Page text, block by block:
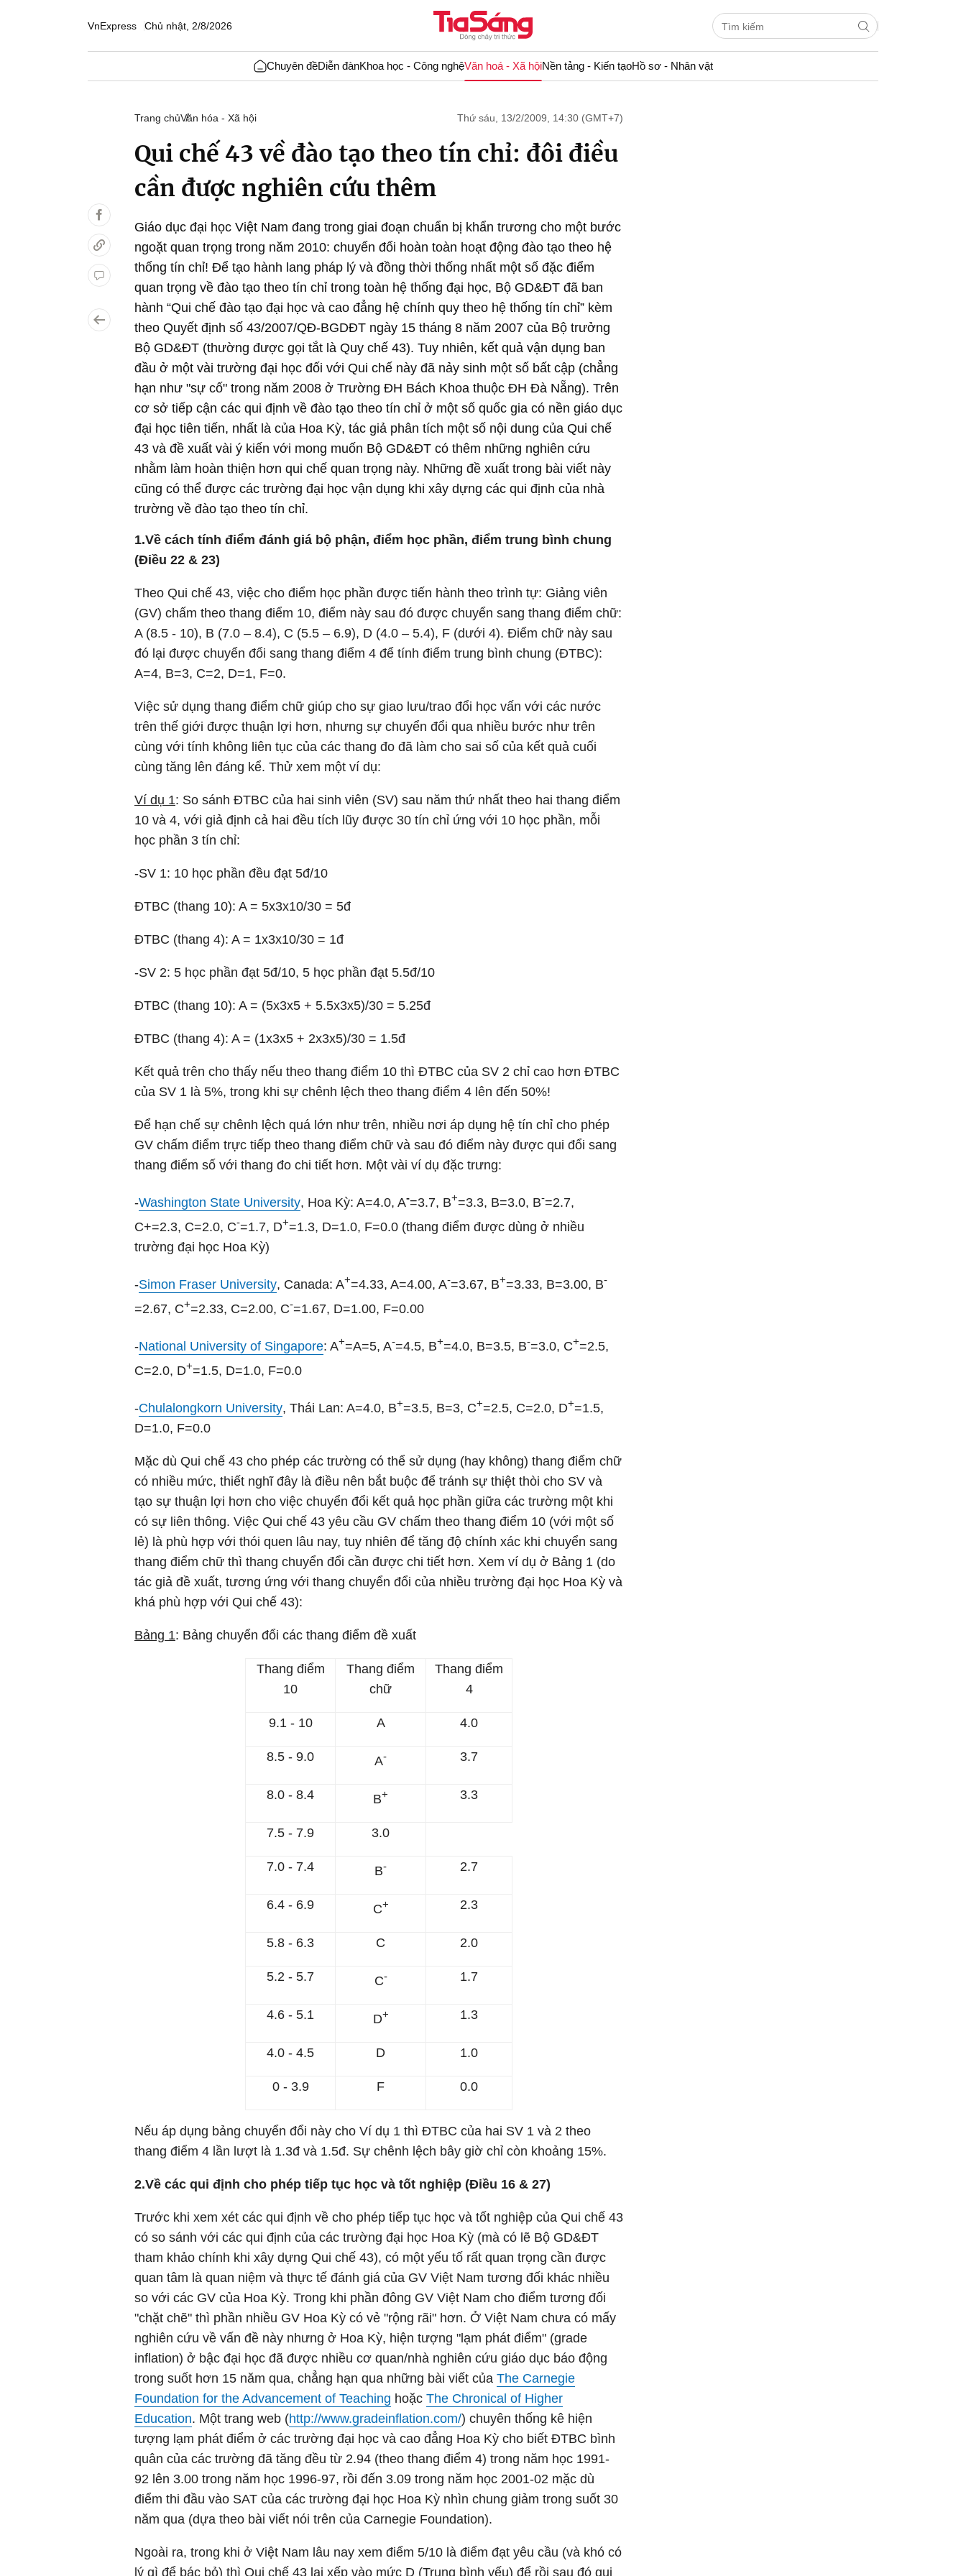
VnExpress Chủ nhật, 2/8/2026
Chuyên đềDiễn đànKhoa học - Công nghệVăn hoá - Xã hộiNền tảng - Kiến tạoHồ sơ - Nhân vật
Trang chủVăn hóa - Xã hội Thứ sáu, 13/2/2009, 14:30 (GMT+7)
Qui chế 43 về đào tạo theo tín chỉ: đôi điều
cần được nghiên cứu thêm
Giáo dục đại học Việt Nam đang trong giai đoạn chuẩn bị khẩn trương cho một bước
ngoặt quan trọng trong năm 2010: chuyển đổi hoàn toàn hoạt động đào tạo theo hệ
thống tín chỉ! Để tạo hành lang pháp lý và đồng thời thống nhất một số đặc điểm
quan trọng về đào tạo theo tín chỉ trong toàn hệ thống đại học, Bộ GD&ĐT đã ban
hành “Qui chế đào tạo đại học và cao đẳng hệ chính quy theo hệ thống tín chỉ” kèm
theo Quyết định số 43/2007/QĐ-BGDĐT ngày 15 tháng 8 năm 2007 của Bộ trưởng
Bộ GD&ĐT (thường được gọi tắt là Quy chế 43). Tuy nhiên, kết quả vận dụng ban
đầu ở một vài trường đại học đối với Qui chế này đã nảy sinh một số bất cập (chẳng
hạn như "sự cố" trong năm 2008 ở Trường ĐH Bách Khoa thuộc ĐH Đà Nẵng). Trên
cơ sở tiếp cận các qui định về đào tạo theo tín chỉ ở một số quốc gia có nền giáo dục
đại học tiên tiến, nhất là của Hoa Kỳ, tác giả phân tích một số nội dung của Qui chế
43 và đề xuất vài ý kiến với mong muốn Bộ GD&ĐT có thêm những nghiên cứu
nhằm làm hoàn thiện hơn qui chế quan trọng này. Những đề xuất trong bài viết này
cũng có thể được các trường đại học vận dụng khi xây dựng các qui định của nhà
trường về đào tạo theo tín chỉ.
1.Về cách tính điểm đánh giá bộ phận, điểm học phần, điểm trung bình chung
(Điều 22 & 23)
Theo Qui chế 43, việc cho điểm học phần được tiến hành theo trình tự: Giảng viên
(GV) chấm theo thang điểm 10, điểm này sau đó được chuyển sang thang điểm chữ:
A (8.5 - 10), B (7.0 – 8.4), C (5.5 – 6.9), D (4.0 – 5.4), F (dưới 4). Điểm chữ này sau
đó lại được chuyển đổi sang thang điểm 4 để tính điểm trung bình chung (ĐTBC):
A=4, B=3, C=2, D=1, F=0.
Việc sử dụng thang điểm chữ giúp cho sự giao lưu/trao đổi học vấn với các nước
trên thế giới được thuận lợi hơn, nhưng sự chuyển đổi qua nhiều bước như trên
cùng với tính không liên tục của các thang đo đã làm cho sai số của kết quả cuối
cùng tăng lên đáng kể. Thử xem một ví dụ:
Ví dụ 1: So sánh ĐTBC của hai sinh viên (SV) sau năm thứ nhất theo hai thang điểm
10 và 4, với giả định cả hai đều tích lũy được 30 tín chỉ ứng với 10 học phần, mỗi
học phần 3 tín chỉ:
-SV 1: 10 học phần đều đạt 5đ/10
ĐTBC (thang 10): A = 5x3x10/30 = 5đ
ĐTBC (thang 4): A = 1x3x10/30 = 1đ
-SV 2: 5 học phần đạt 5đ/10, 5 học phần đạt 5.5đ/10
ĐTBC (thang 10): A = (5x3x5 + 5.5x3x5)/30 = 5.25đ
ĐTBC (thang 4): A = (1x3x5 + 2x3x5)/30 = 1.5đ
Kết quả trên cho thấy nếu theo thang điểm 10 thì ĐTBC của SV 2 chỉ cao hơn ĐTBC
của SV 1 là 5%, trong khi sự chênh lệch theo thang điểm 4 lên đến 50%!
Để hạn chế sự chênh lệch quá lớn như trên, nhiều nơi áp dụng hệ tín chỉ cho phép
GV chấm điểm trực tiếp theo thang điểm chữ và sau đó điểm này được qui đổi sang
thang điểm số với thang đo chi tiết hơn. Một vài ví dụ đặc trưng:
-Washington State University, Hoa Kỳ: A=4.0, A-=3.7, B+=3.3, B=3.0, B-=2.7,
C+=2.3, C=2.0, C-=1.7, D+=1.3, D=1.0, F=0.0 (thang điểm được dùng ở nhiều
trường đại học Hoa Kỳ)
-Simon Fraser University, Canada: A+=4.33, A=4.00, A-=3.67, B+=3.33, B=3.00, B-
=2.67, C+=2.33, C=2.00, C-=1.67, D=1.00, F=0.00
-National University of Singapore: A+=A=5, A-=4.5, B+=4.0, B=3.5, B-=3.0, C+=2.5,
C=2.0, D+=1.5, D=1.0, F=0.0
-Chulalongkorn University, Thái Lan: A=4.0, B+=3.5, B=3, C+=2.5, C=2.0, D+=1.5,
D=1.0, F=0.0
Mặc dù Qui chế 43 cho phép các trường có thể sử dụng (hay không) thang điểm chữ
có nhiều mức, thiết nghĩ đây là điều nên bắt buộc để tránh sự thiệt thòi cho SV và
tạo sự thuận lợi hơn cho việc chuyển đổi kết quả học phần giữa các trường một khi
có sự liên thông. Việc Qui chế 43 yêu cầu GV chấm theo thang điểm 10 (với một số
lẻ) là phù hợp với thói quen lâu nay, tuy nhiên để tăng độ chính xác khi chuyển sang
thang điểm chữ thì thang chuyển đổi cần được chi tiết hơn. Xem ví dụ ở Bảng 1 (do
tác giả đề xuất, tương ứng với thang chuyển đổi của nhiều trường đại học Hoa Kỳ và
khá phù hợp với Qui chế 43):
Bảng 1: Bảng chuyển đổi các thang điểm đề xuất
Thang điểm
10
Thang điểm
chữ
Thang điểm
4
9.1 - 10 A 4.0
8.5 - 9.0 A- 3.7
8.0 - 8.4 B+ 3.3
7.5 - 7.9 3.0
7.0 - 7.4 B- 2.7
6.4 - 6.9 C+ 2.3
5.8 - 6.3 C 2.0
5.2 - 5.7 C- 1.7
4.6 - 5.1 D+ 1.3
4.0 - 4.5 D 1.0
0 - 3.9 F 0.0
Nếu áp dụng bảng chuyển đổi này cho Ví dụ 1 thì ĐTBC của hai SV 1 và 2 theo
thang điểm 4 lần lượt là 1.3đ và 1.5đ. Sự chênh lệch bây giờ chỉ còn khoảng 15%.
2.Về các qui định cho phép tiếp tục học và tốt nghiệp (Điều 16 & 27)
Trước khi xem xét các qui định về cho phép tiếp tục học và tốt nghiệp của Qui chế 43
có so sánh với các qui định của các trường đại học Hoa Kỳ (mà có lẽ Bộ GD&ĐT
tham khảo chính khi xây dựng Qui chế 43), có một yếu tố rất quan trọng cần được
quan tâm là quan niệm và thực tế đánh giá của GV Việt Nam tương đối khác nhiều
so với các GV của Hoa Kỳ. Trong khi phần đông GV Việt Nam cho điểm tương đối
"chặt chẽ" thì phần nhiều GV Hoa Kỳ có vẻ "rộng rãi" hơn. Ở Việt Nam chưa có mấy
nghiên cứu về vấn đề này nhưng ở Hoa Kỳ, hiện tượng "lạm phát điểm" (grade
inflation) ở bậc đại học đã được nhiều cơ quan/nhà nghiên cứu giáo dục báo động
trong suốt hơn 15 năm qua, chẳng hạn qua những bài viết của The Carnegie
Foundation for the Advancement of Teaching hoặc The Chronical of Higher
Education. Một trang web (http://www.gradeinflation.com/) chuyên thống kê hiện
tượng lạm phát điểm ở các trường đại học và cao đẳng Hoa Kỳ cho biết ĐTBC bình
quân của các trường đã tăng đều từ 2.94 (theo thang điểm 4) trong năm học 1991-
92 lên 3.00 trong năm học 1996-97, rồi đến 3.09 trong năm học 2001-02 mặc dù
điểm thi đầu vào SAT của các trường đại học Hoa Kỳ nhìn chung giảm trong suốt 30
năm qua (dựa theo bài viết nói trên của Carnegie Foundation).
Ngoài ra, trong khi ở Việt Nam lâu nay xem điểm 5/10 là điểm đạt yêu cầu (và khó có
lý gì để bác bỏ) thì Qui chế 43 lại xếp vào mức D (Trung bình yếu) để rồi sau đó qui